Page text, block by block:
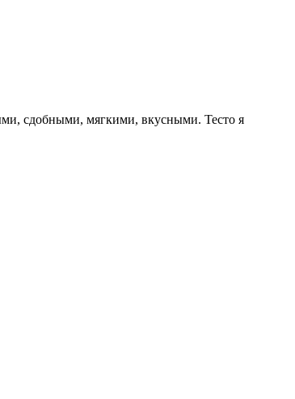
сдобными, мягкими, вкусными. Тесто я